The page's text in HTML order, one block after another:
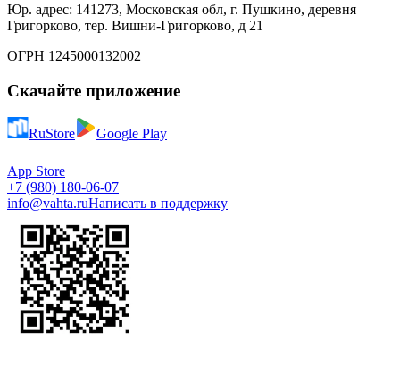
Юр. адрес: 141273, Московская обл, г. Пушкино, деревня
Григорково, тер. Вишни-Григорково, д 21
ОГРН 1245000132002
Скачайте приложение
RuStore Google Play
App Store
+7 (980) 180-06-07
info@vahta.ruНаписать в поддержку